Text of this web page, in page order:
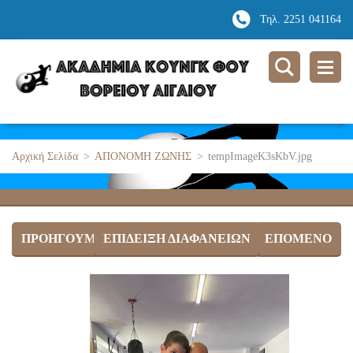
Τηλ. 2251 041164
Αρχική Σελίδα > ΑΠΟΝΟΜΗ ΖΩΝΗΣ > tempImageK3sKbV.jpg
ΠΡΟΗΓΟΎΜΕΝΟΕΠΊΔΕΙΞΗ ΔΙΑΦΑΝΕΙΏΝ ΕΠΌΜΕΝΟ